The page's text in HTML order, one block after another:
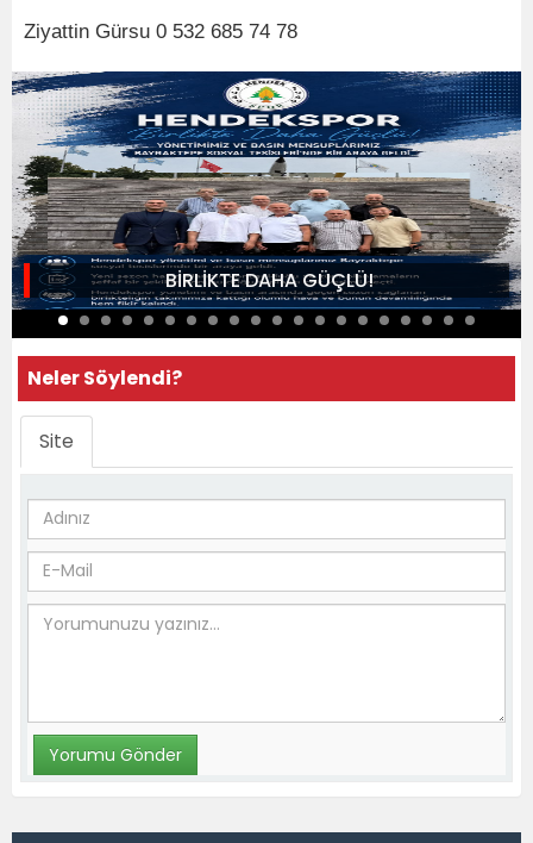
Ziyattin Gürsu 0 532 685 74 78
BİRLİKTE DAHA GÜÇLÜ!
Neler Söylendi?
Site